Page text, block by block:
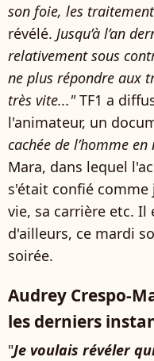
son foie, les
révélé. Jusqu’à l’an
relativement sous
ne plus répondre aux
très vite..."TF1 a
l'animateur, un
cachée de l’homme
Mara, dans lequel
s'était confié comme
vie, sa carrière etc. Il
d'ailleurs, ce mardi
soirée.
Audrey Crespo-
les derniers
"Je voulais révéler